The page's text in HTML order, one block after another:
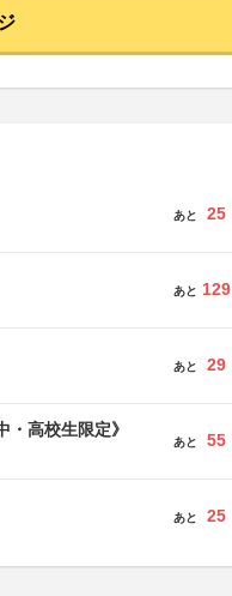
あと 25
あと 129
あと 29
高校生限定》
あと 55
あと 25